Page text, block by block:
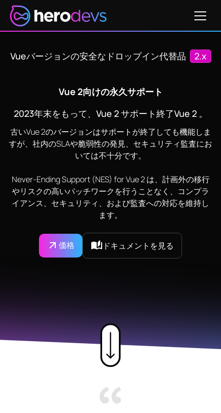
Vueバージョンの安全なドロップイン代替品 2.x
Vue 2向けの永久サポート
2023年末をもって、Vue 2 サポート終了Vue 2 。
古いVue 2のバージョンはサポートが終了しても機能しま
すが、社内のSLAや脆弱性の発見、セキュリティ監査にお
いては不十分です。
Never-Ending Support (NES) for Vue 2 は、計画外の移行
やリスクの高いパッチワークを行うことなく、コンプラ
イアンス、セキュリティ、および監査への対応を維持し
ます。
価格 ドキュメントを見る
価格